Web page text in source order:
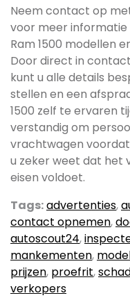
Neem contact op
voor meer
Ram 1500 modellen
Door direct in
kunt u alle details
stellen en een
1500 zelf te ervaren
verstandig om
vrachtwagen
u zeker weet dat het
eisen voldoet.
Tags:advertenties,
contact opnemen,
autoscout24,
mankementen,
prijzen, proefrit,
verkopers